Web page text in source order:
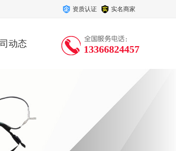
资质认证 实名商家
动态 13366824457